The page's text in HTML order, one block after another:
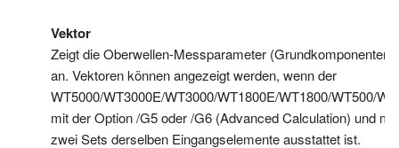
Vektor
Zeigt die Oberwellen-Messparameter (Grundkomponenten)
an. Vektoren können angezeigt werden, wenn der
WT5000/WT3000E/WT3000/WT1800E/WT1800/WT500/
mit der Option /G5 oder /G6 (Advanced Calculation) und
zwei Sets derselben Eingangselemente ausstattet ist.